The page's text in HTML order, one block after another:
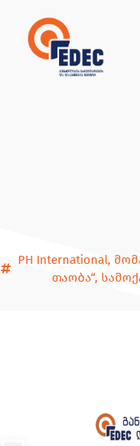
PH International,
თაობა“,